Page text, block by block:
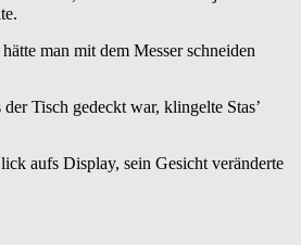
man mit dem Messer schneiden
Tisch gedeckt war, klingelte Stas’
aufs Display, sein Gesicht veränderte